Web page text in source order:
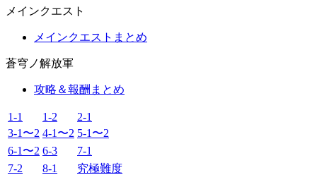
メインクエスト
メインクエストまとめ
蒼穹ノ解放軍
攻略＆報酬まとめ
1-1 1-2
2-1
3-1〜2 4-1〜2 5-1〜2
6-1〜2 6-3
7-1
7-2
8-1
究極難度